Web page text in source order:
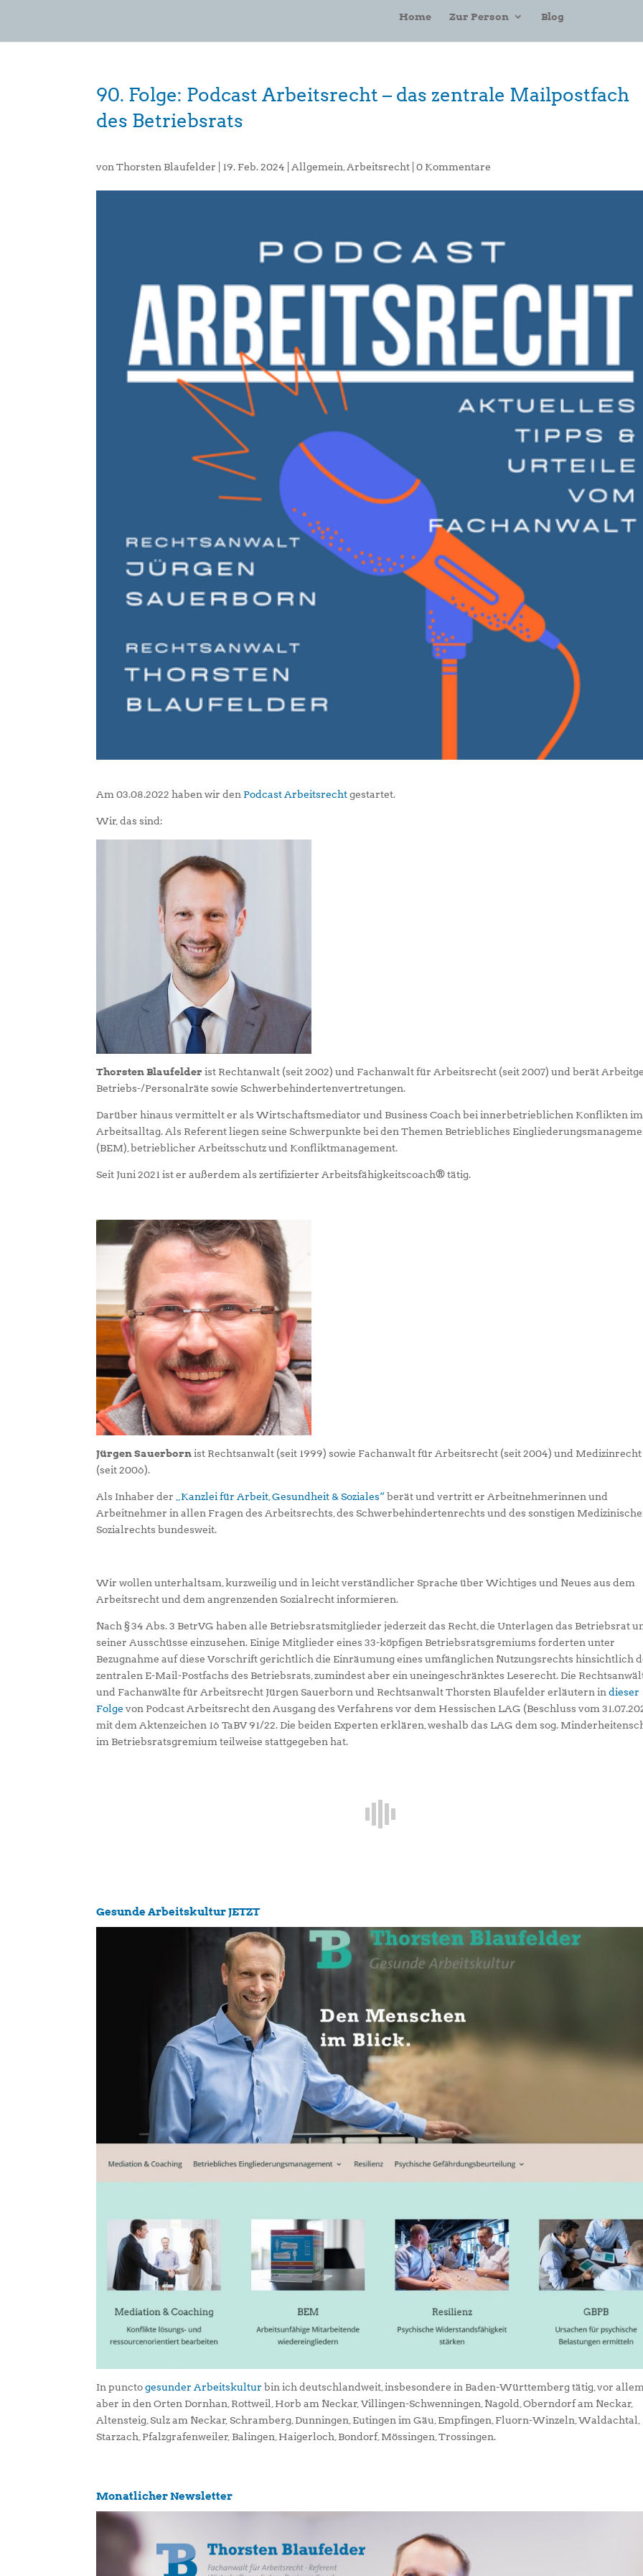
Home Zur Person Blog
90. Folge: Podcast Arbeitsrecht – das zentrale Mailpostfach
des Betriebsrats
vonThorsten Blaufelder |19. Feb. 2024 Allgemein Arbeitsrecht |0 Kommentare
Am 03.08.2022 haben wir den Podcast Arbeitsrechtgestartet.
Wir, das sind:
Thorsten Blaufelder ist Rechtanwalt (seit 2002) und Fachanwalt für Arbeitsrecht (seit 2007) und berät
Betriebs-/Personalräte sowie Schwerbehindertenvertretungen.
Darüber hinaus vermittelt er als Wirtschaftsmediator und Business Coach bei innerbetrieblichen Konflikten im
Arbeitsalltag. Als Referent liegen seine Schwerpunkte bei den Themen Betriebliches
(BEM), betrieblicher Arbeitsschutz und Konfliktmanagement.
Seit Juni 2021 ist er außerdem als zertifizierter Arbeitsfähigkeitscoach® tätig.
Jürgen Sauerbornist Rechtsanwalt (seit 1999) sowie Fachanwalt für Arbeitsrecht (seit 2004) und Medizinrecht
(seit 2006).
Als Inhaber der „Kanzlei für Arbeit, Gesundheit & Soziales“berät und vertritt er Arbeitnehmerinnen und
Arbeitnehmer in allen Fragen des Arbeitsrechts, des Schwerbehindertenrechts und des sonstigen
Sozialrechts bundesweit.
Wir wollen unterhaltsam, kurzweilig und in leicht verständlicher Sprache über Wichtiges und Neues aus dem
Arbeitsrecht und dem angrenzenden Sozialrecht informieren.
Nach § 34 Abs. 3 BetrVG haben alle Betriebsratsmitglieder jederzeit das Recht, die Unterlagen das Betriebsrat
seiner Ausschüsse einzusehen. Einige Mitglieder eines 33-köpfigen Betriebsratsgremiums forderten unter
Bezugnahme auf diese Vorschrift gerichtlich die Einräumung eines umfänglichen Nutzungsrechts hinsichtlich
zentralen E-Mail-Postfachs des Betriebsrats, zumindest aber ein uneingeschränktes Leserecht. Die
und Fachanwälte für Arbeitsrecht Jürgen Sauerborn und Rechtsanwalt Thorsten Blaufelder erläutern indieser
Folge von Podcast Arbeitsrecht den Ausgang des Verfahrens vor dem Hessischen LAG (Beschluss vom
mit dem Aktenzeichen 16 TaBV 91/22. Die beiden Experten erklären, weshalb das LAG dem sog.
im Betriebsratsgremium teilweise stattgegeben hat.
Gesunde Arbeitskultur JETZT
In punctogesunder Arbeitskultur bin ich deutschlandweit, insbesondere in Baden-Württemberg tätig, vor
aber in den Orten Dornhan, Rottweil, Horb am Neckar, Villingen-Schwenningen, Nagold, Oberndorf am Neckar,
Altensteig, Sulz am Neckar, Schramberg, Dunningen, Eutingen im Gäu, Empfingen, Fluorn-Winzeln, Waldachtal,
Starzach, Pfalzgrafenweiler, Balingen, Haigerloch, Bondorf, Mössingen, Trossingen.
Monatlicher Newsletter